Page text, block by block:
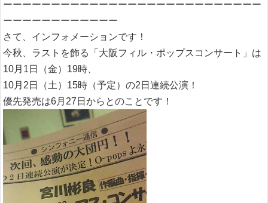
ーーーーーーーーーーーーーーーーーーーーーーーーーーー
ーーーーーーーーーーーー
さて、インフォメーションです！
今秋、ラストを飾る「大阪フィル・ポップスコンサート」は
10月1日（金）19時、
10月2日（土）15時（予定）の2日連続公演！
優先発売は6月27日からとのことです！